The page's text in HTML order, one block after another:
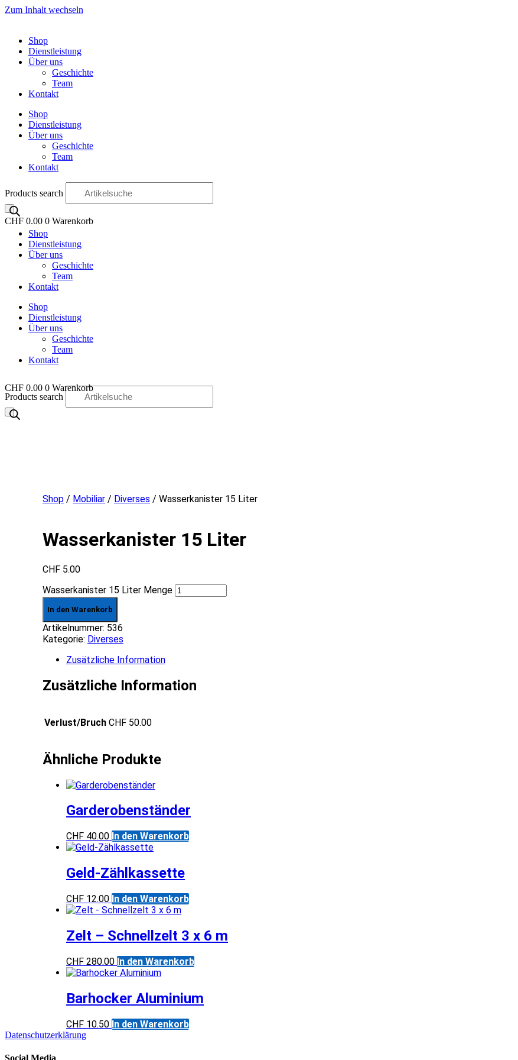
Zum Inhalt wechseln
Shop
Dienstleistung
Über uns
Geschichte
Team
Kontakt
Shop
Dienstleistung
Über uns
Geschichte
Team
Kontakt
Products search
CHF 0.00 0 Warenkorb
OO
Shop
Dienstleistung
Über uns
Geschichte
Team
Kontakt
Shop
Dienstleistung
Über uns
Geschichte
Team
Kontakt
CHF 0.00 0 Warenkorb
OO
Products search
Shop / Mobiliar / Diverses / Wasserkanister 15 Liter
Wasserkanister 15 Liter
CHF 5.00
Wasserkanister 15 Liter Menge
In den Warenkorb
Artikelnummer: 536
Kategorie: Diverses
Zusätzliche Information
Zusätzliche Information
Verlust/Bruch CHF 50.00
Ähnliche Produkte
Garderobenständer
CHF 40.00 In den Warenkorb
Geld-Zählkassette
CHF 12.00 In den Warenkorb
Zelt – Schnellzelt 3 x 6 m
CHF 280.00 In den Warenkorb
Barhocker Aluminium
CHF 10.50 In den Warenkorb
Datenschutzerklärung